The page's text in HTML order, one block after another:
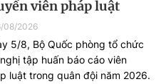
viên pháp luật
08/2026
5/8, Bộ Quốc phòng tổ chức
tập huấn báo cáo viên
luật trong quân đội năm 2026.